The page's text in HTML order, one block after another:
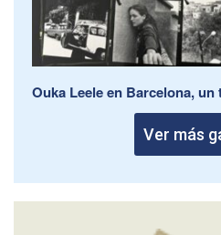
Ouka Leele en Barcelona,
Ver más